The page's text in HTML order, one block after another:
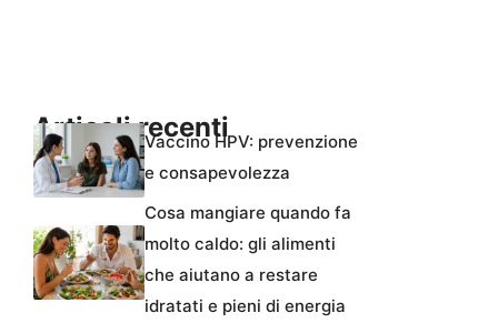
Articoli recentiVaccino HPV: prevenzione
e consapevolezza
Cosa mangiare quando fa
molto caldo: gli alimenti
che aiutano a restare
idratati e pieni di energia